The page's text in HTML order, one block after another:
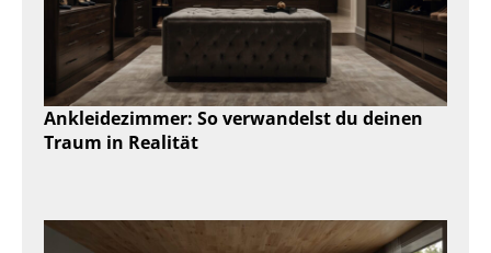
Ankleidezimmer: So verwandelst du deinen
Traum in Realität